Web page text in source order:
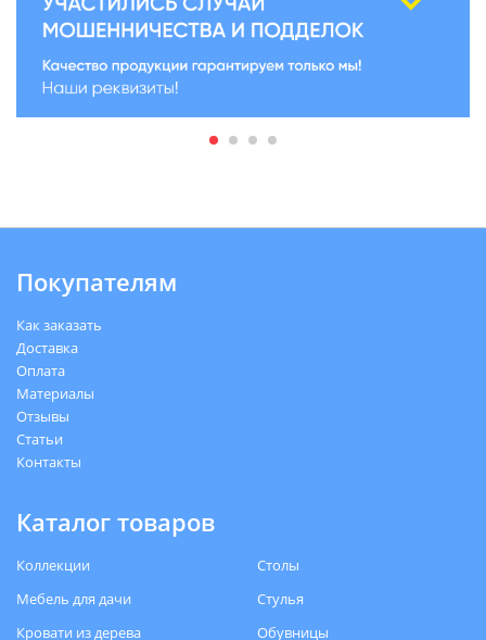
Покупателям
Как заказать
Доставка
Оплата
Материалы
Отзывы
Статьи
Контакты
Каталог товаров
Коллекции
Мебель для дачи
Кровати из дерева
Столы
Стулья
Обувницы